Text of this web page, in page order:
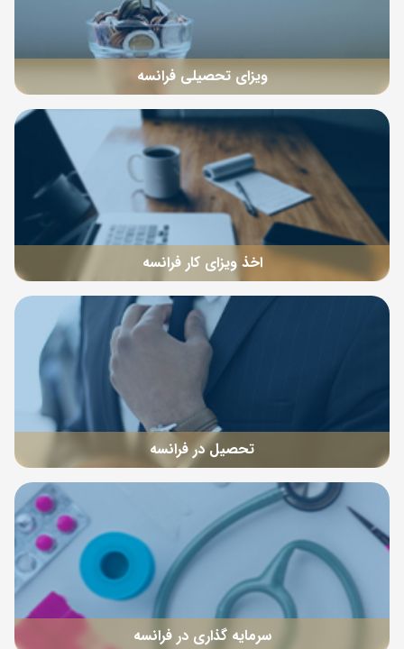
ویزای تحصیلی فرانسه
اخذ ویزای کار فرانسه
تحصیل در فرانسه
سرمایه گذاری در فرانسه